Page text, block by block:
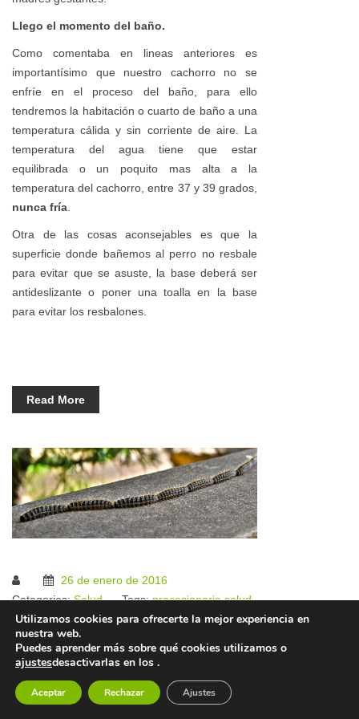
Llego el momento del baño.
Como comentaba en lineas anteriores es
importantísimo que nuestro cachorro no se
enfríe en el proceso del baño, para ello
tendremos la habitación o cuarto de baño a una
temperatura cálida y sin corriente de aire. La
temperatura del agua tiene que estar
equilibrada o un poquito mas alta a la
temperatura del cachorro, entre 37 y 39 grados,
nunca fría.
Otra de las cosas aconsejables es que la
superficie donde bañemos al perro no resbale
para evitar que se asuste, la base deberá ser
antideslizante o poner una toalla en la base
para evitar los resbalones.
Read More
26 de enero de 2016
Categories:Salud Tags:procesionaria salud
0
Procesionaria
Todos hemos visto alguna vez la procesionaria
del pino y sabemos que no debemos tener
Utilizamos cookies para ofrecerte la mejor experiencia en
nuestra web.
Puedes aprender más sobre qué cookies utilizamos o
desactivarlas en los
ajustes .
Aceptar Rechazar Ajustes